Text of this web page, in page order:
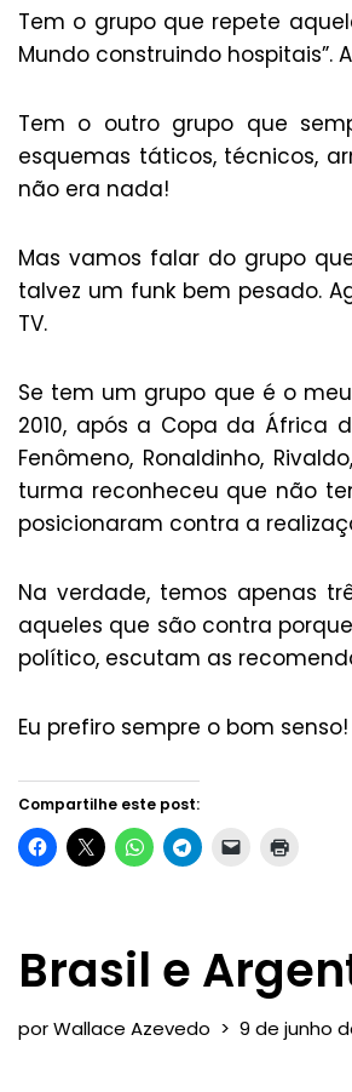
Tem o grupo que repete
Mundo construindo hospitais”.
Tem o outro grupo que
esquemas táticos, técnicos,
não era nada!
Mas vamos falar do grupo
talvez um funk bem pesado.
TV.
Se tem um grupo que é o
2010, após a Copa da África
Fenômeno, Ronaldinho,
turma reconheceu que não
posicionaram contra a
Na verdade, temos apenas
aqueles que são contra
político, escutam as
Eu prefiro sempre o bom senso!
Compartilhe este post:
Brasil e
porWallace Azevedo 9 de junho